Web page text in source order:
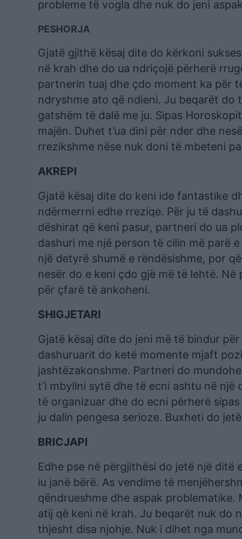
probleme të vogla dhe nuk do jeni
PESHORJA
Gjatë gjithë kësaj dite do kërkoni
në krah dhe do ua ndriçojë përherë
partnerin tuaj dhe çdo moment ka për
ndryshme ato që ndieni. Ju beqarët do
gatshëm të dalë me ju. Sipas
majën. Duhet t’ua dini për nder dhe
rrezikshme nëse nuk doni të mbeteni
AKREPI
Gjatë kësaj dite do keni ide fantastike
ndërmerrni edhe rreziqe. Për ju të
dëshirat që keni pasur, partneri do ua
dashuri me një person të cilin më parë
një detyrë shumë e rëndësishme, por
nesër do e keni çdo gjë më të lehtë.
për çfarë të ankoheni.
SHIGJETARI
Gjatë kësaj dite do jeni më të bindur
dashuruarit do ketë momente mjaft
jashtëzakonshme. Partneri do
t’i mbyllni sytë dhe të ecni ashtu në
të organizuar dhe do ecni përherë
ju dalin pengesa serioze. Buxheti do
BRICJAPI
Edhe pse në përgjithësi do jetë një ditë
iu janë bërë. As vendime të
qëndrueshme dhe aspak problematike.
atij që keni në krah. Ju beqarët nuk do
thjesht disa njohje. Nuk i dihet nga